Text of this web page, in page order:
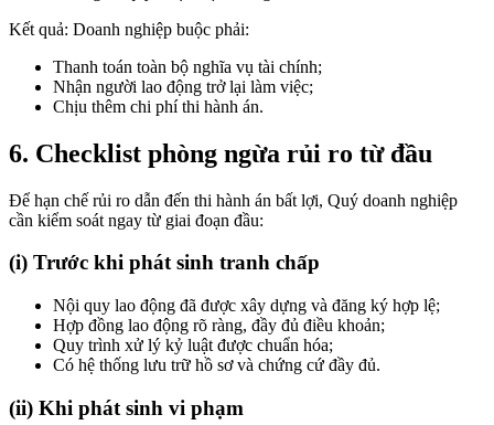
Kết quả: Doanh nghiệp buộc phải:
Thanh toán toàn bộ nghĩa vụ tài chính;
Nhận người lao động trở lại làm việc;
Chịu thêm chi phí thi hành án.
6. Checklist phòng ngừa rủi ro từ đầu
Để hạn chế rủi ro dẫn đến thi hành án bất lợi, Quý doanh nghiệp
cần kiểm soát ngay từ giai đoạn đầu:
(i) Trước khi phát sinh tranh chấp
Nội quy lao động đã được xây dựng và đăng ký hợp lệ;
Hợp đồng lao động rõ ràng, đầy đủ điều khoản;
Quy trình xử lý kỷ luật được chuẩn hóa;
Có hệ thống lưu trữ hồ sơ và chứng cứ đầy đủ.
(ii) Khi phát sinh vi phạm